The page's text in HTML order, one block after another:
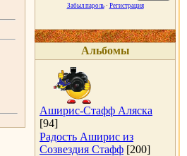
Забыл пароль· Регистрация
Альбомы
Аширис-Стафф Аляска
[94]
Радость Аширис из
Созвездия Стафф [200]